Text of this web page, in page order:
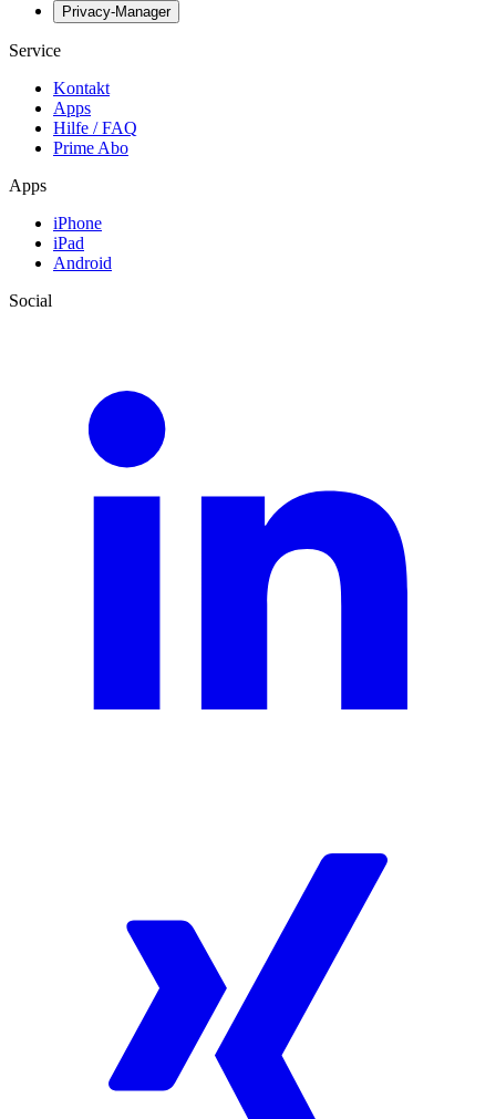
Privacy-Manager
Service
Kontakt
Apps
Hilfe / FAQ
Prime Abo
Apps
iPhone
iPad
Android
Social